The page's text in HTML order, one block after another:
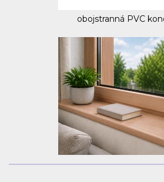
obojstranná PVC